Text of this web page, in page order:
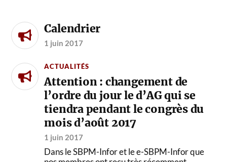
Calendrier
1 juin 2017
ACTUALITÉS
Attention : changement de
l’ordre du jour le d’AG qui se
tiendra pendant le congrès du
mois d’août 2017
1 juin 2017
Dans le SBPM-Infor et le e-SBPM-Infor que